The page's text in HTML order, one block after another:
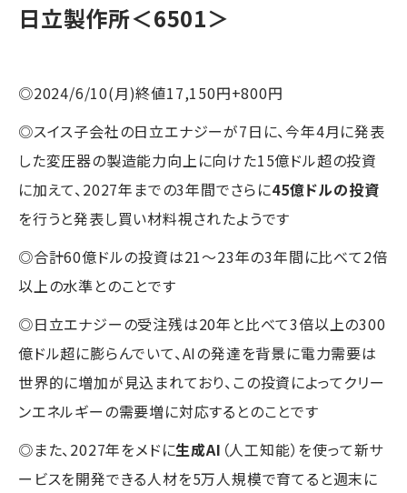
日立製作所＜6501＞
◎2024/6/10(月)終値17,150円+800円
◎スイス子会社の日立エナジーが7日に、今年4月に発表
した変圧器の製造能力向上に向けた15億ドル超の投資
に加えて、2027年までの3年間でさらに45億ドルの投資
を行うと発表し買い材料視されたようです
◎合計60億ドルの投資は21～23年の3年間に比べて2倍
以上の水準とのことです
◎日立エナジーの受注残は20年と比べて3倍以上の300
億ドル超に膨らんでいて、AIの発達を背景に電力需要は
世界的に増加が見込まれており、この投資によってクリー
ンエネルギーの需要増に対応するとのことです
◎また、2027年をメドに生成AI （人工知能）を使って新サ
ービスを開発できる人材を5万人規模で育てると週末に